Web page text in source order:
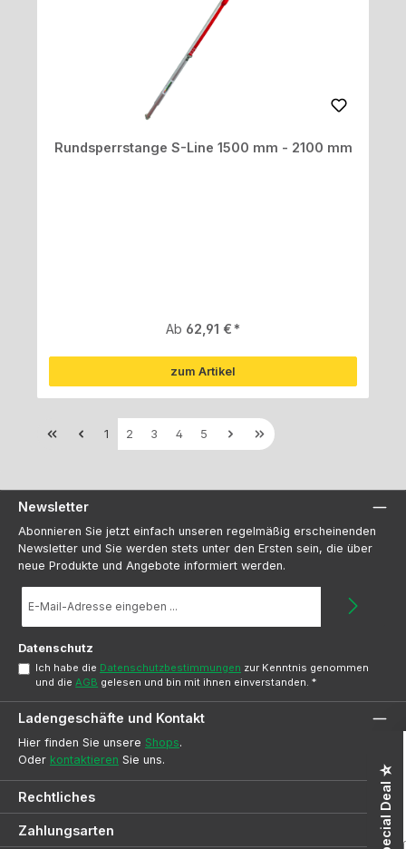
Rundsperrstange S-Line 1500 mm - 2100 mm
Regulärer Preis:
Ab 62,91 €
zum Artikel
Seite
1 Seite
2 Seite
3 Seite
4 Seite
5
Newsletter
Abonnieren Sie jetzt einfach unseren regelmäßig erscheinenden
Newsletter und Sie werden stets unter den Ersten sein, die über
neue Produkte und Angebote informiert werden.
Mail-
Datenschutz
Ich habe die Datenschutzbestimmungen zur Kenntnis genommen
und dieAGB gelesen und bin mit ihnen einverstanden.*
Ladengeschäfte und Kontakt
Hier finden Sie unsere Shops.
Oder kontaktieren Sie uns.
Rechtliches
Zahlungsarten ☆ Special Deal ☆